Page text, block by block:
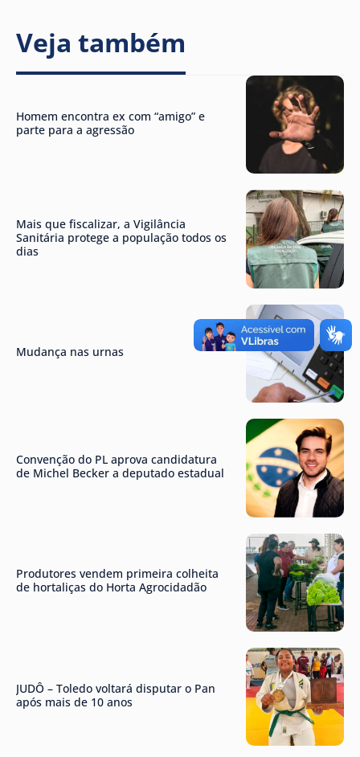
Veja também
Homem encontra ex com “amigo” e
parte para a agressão
Mais que fiscalizar, a Vigilância
Sanitária protege a população todos os
dias
Mudança nas urnas
Convenção do PL aprova candidatura
de Michel Becker a deputado estadual
Produtores vendem primeira colheita
de hortaliças do Horta Agrocidadão
JUDÔ – Toledo voltará disputar o Pan
após mais de 10 anos